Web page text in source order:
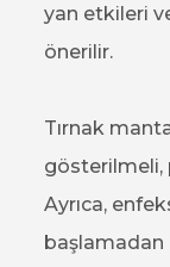
yan etkileri
önerilir.
Tırnak
gösterilmeli,
Ayrıca,
başlamadan